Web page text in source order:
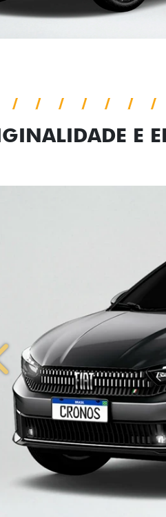
E
Anterior